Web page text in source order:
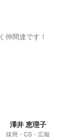
仲間達です！
澤井 恵理子
採用・CS・広報